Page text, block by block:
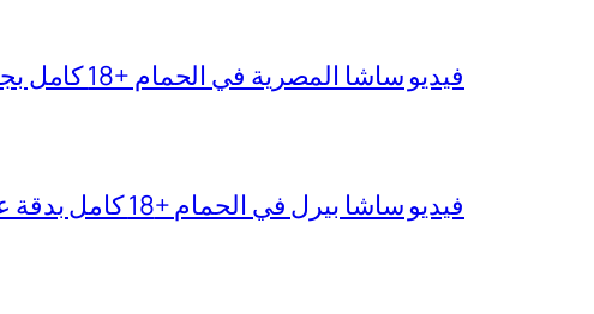
فيديو ساشا المصرية في الحمام +18 كامل بجودة عالية
فيديو ساشا بيرل في الحمام +18 كامل بدقة عالية